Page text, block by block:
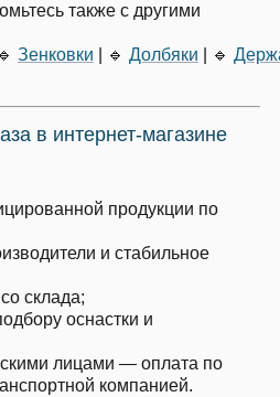
также с другими
🔹 Зенковки 🔹 Долбяки 🔹
в интернет-магазине
продукции по
и стабильное
склада;
оснастки и
лицами — оплата по
компанией.